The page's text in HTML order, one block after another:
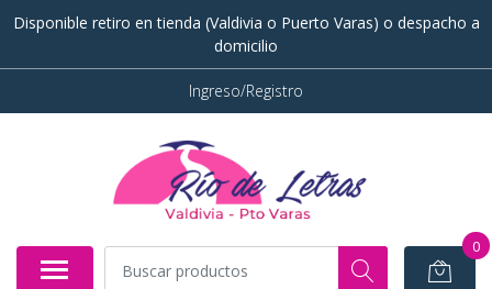
Disponible retiro en tienda (Valdivia o Puerto Varas) o despacho a
domicilio
Ingreso/Registro
0